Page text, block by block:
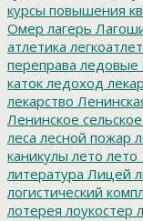
курсы повышения
Омер лагерь
атлетика
переправа ледовые
каток ледоход
лекарство
Ленинское
леса лесной пожар
каникулы лето
литература Лицей
логистический
лотерея лоукостер